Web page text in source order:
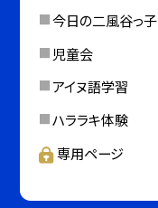
今日の二風谷っ子
児童会
アイヌ語学習
ハララキ体験
専用ページ